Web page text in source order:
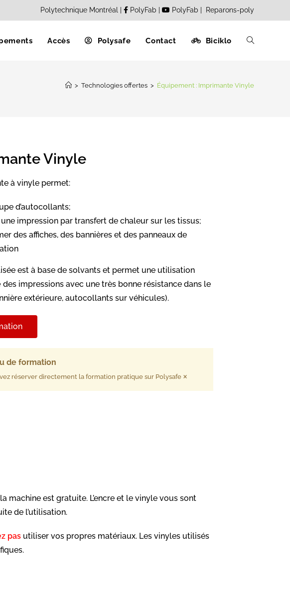
Polytechnique Montréal PolyFab PolyFab Reparons-poly
Accès Polysafe Contact Biciklo
> Technologies offertes > Équipement : Imprimante Vinyle
Vinyle
à vinyle permet:
d’autocollants;
impression par transfert de chaleur sur les tissus;
des affiches, des bannières et des panneaux de
est à base de solvants et permet une utilisation
des impressions avec une très bonne résistance dans le
extérieure, autocollants sur véhicules).
de formation
réserver directement la formation pratique sur Polysafe ×
machine est gratuite. L’encre et le vinyle vous sont
de l’utilisation.
pas utiliser vos propres matériaux. Les vinyles utilisés